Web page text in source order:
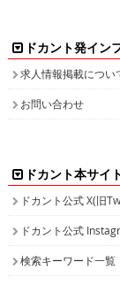
ドカント発イン
求人情報掲載につい
お問い合わせ
ドカント本サイ
ドカント公式 X(旧
ドカント公式
検索キーワード一覧